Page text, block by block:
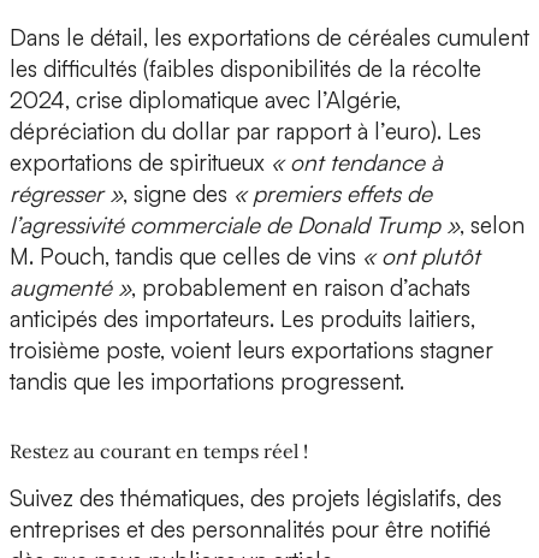
Dans le détail, les exportations de céréales cumulent
les difficultés (faibles disponibilités de la récolte
2024, crise diplomatique avec l’Algérie,
dépréciation du dollar par rapport à l’euro). Les
exportations de spiritueux « ont tendance à
régresser », signe des « premiers effets de
l’agressivité commerciale de Donald Trump », selon
M. Pouch, tandis que celles de vins « ont plutôt
augmenté », probablement en raison d’achats
anticipés des importateurs. Les produits laitiers,
troisième poste, voient leurs exportations stagner
tandis que les importations progressent.
Restez au courant en temps réel !
Suivez des thématiques, des projets législatifs, des
entreprises et des personnalités pour être notifié